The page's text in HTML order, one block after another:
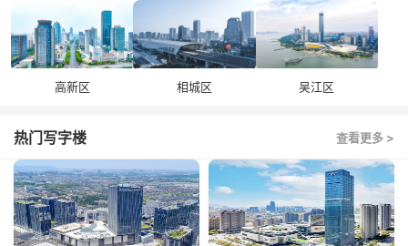
高新区 相城区 吴江区
热门写字楼 查看更多 >